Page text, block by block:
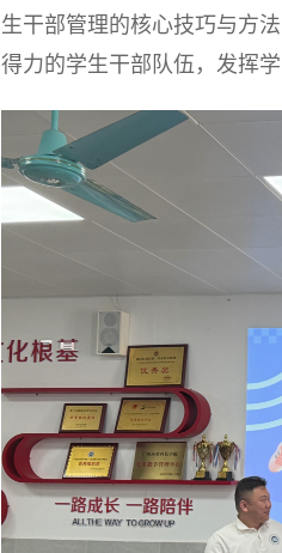
生干部管理的核心技巧与方
得力的学生干部队伍，发挥